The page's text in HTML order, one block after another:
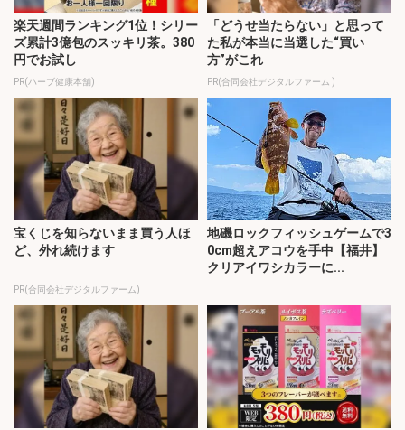
楽天週間ランキング1位！シリー
ズ累計3億包のスッキリ茶。380
円でお試し
PR(ハーブ健康本舗)
「どうせ当たらない」と思って
た私が本当に当選した“買い
方”がこれ
PR(合同会社デジタルファーム )
宝くじを知らないまま買う人ほ
ど、外れ続けます
PR(合同会社デジタルファーム)
地磯ロックフィッシュゲームで3
0cm超えアコウを手中【福井】
クリアイワシカラーに...